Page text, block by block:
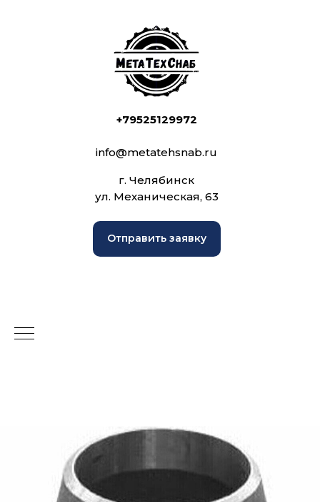
+79525129972
info@metatehsnab.ru
г. Челябинск
ул. Механическая, 63
Отправить заявку